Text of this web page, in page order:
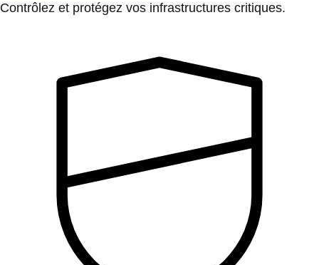
Contrôlez et protégez vos infrastructures critiques.